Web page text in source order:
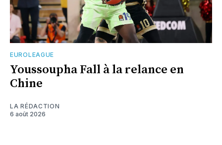
EUROLEAGUE
Youssoupha Fall à la relance en
Chine
LA RÉDACTION
6 août 2026